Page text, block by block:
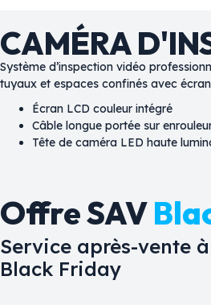
CAMÉRA
Système d’inspection vidéo
tuyaux et espaces confinés avec
Écran LCD couleur intégré
Câble longue portée sur
Tête de caméra LED haute
Offre SAV
Service après-vente
Black Friday